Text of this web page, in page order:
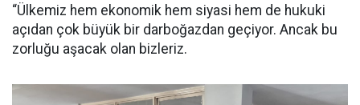
“Ülkemiz hem ekonomik hem siyasi hem de hukuki
açıdan çok büyük bir darboğazdan geçiyor. Ancak bu
zorluğu aşacak olan bizleriz.